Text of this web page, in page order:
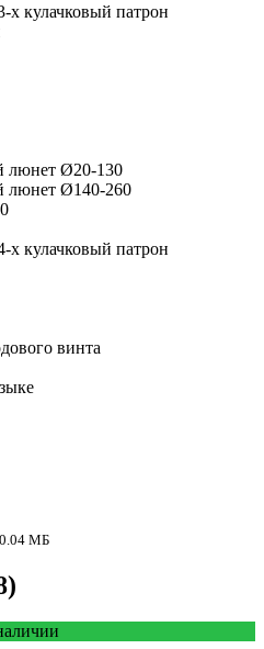
кулачковый патрон
люнет Ø20-130
люнет Ø140-260
кулачковый патрон
винта
МБ